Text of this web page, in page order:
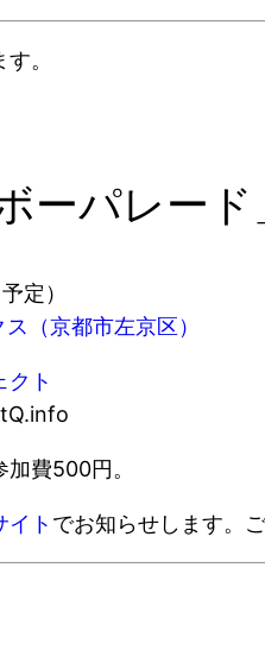
。
ーパレー
定）
（京都市左京区）
クト
費500円。
イト でお知らせします。